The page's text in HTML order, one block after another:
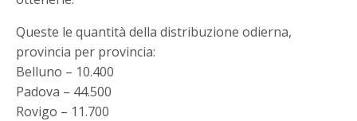
Queste le quantità della distribuzione odierna,
provincia per provincia:
Belluno – 10.400
Padova – 44.500
Rovigo – 11.700